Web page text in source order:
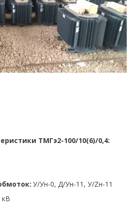
ТМГэ2-100/10(6)/0,4:
У/Ун-0, Д/Ун-11, У/Zн-11
кВ